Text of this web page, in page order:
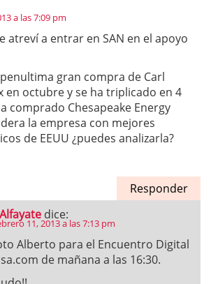
a las 7:09 pm
atreví a entrar en SAN en el apoyo
gran compra de Carl
en octubre y se ha triplicado en 4
comprado Chesapeake Energy
la empresa con mejores
de EEUU ¿puedes analizarla?
Responder
dice:
11, 2013 a las 7:13 pm
Alberto para el Encuentro Digital
de mañana a las 16:30.